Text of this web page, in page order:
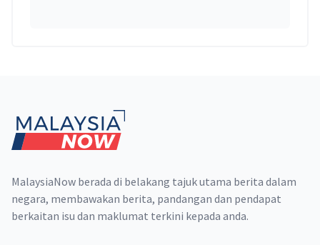
MalaysiaNow berada di belakang tajuk utama berita dalam
negara, membawakan berita, pandangan dan pendapat
berkaitan isu dan maklumat terkini kepada anda.